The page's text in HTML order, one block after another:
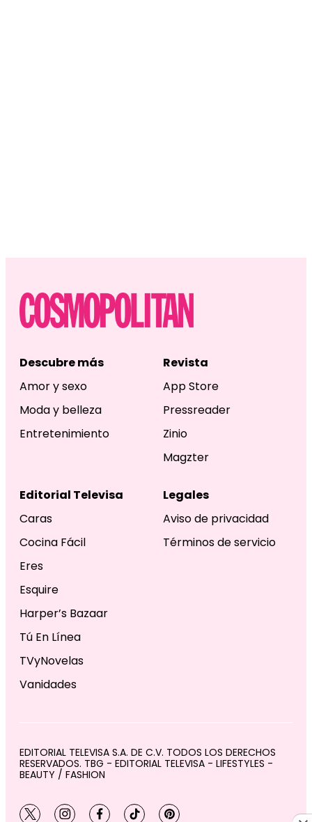
Descubre más
Amor y sexo
Moda y belleza
Entretenimiento
Revista
App Store
Pressreader
Zinio
Magzter
Editorial Televisa
Caras
Cocina Fácil
Eres
Esquire
Harper’s Bazaar
Tú En Línea
TVyNovelas
Vanidades
Legales
Aviso de privacidad
Términos de servicio
EDITORIAL TELEVISA S.A. DE C.V. TODOS LOS DERECHOS
RESERVADOS. TBG - EDITORIAL TELEVISA - LIFESTYLES -
BEAUTY / FASHION